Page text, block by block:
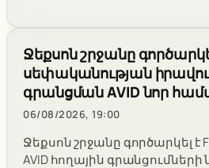
Ջեքսոն շրջանը
սեփականության
գրանցման AVID նոր
06/08/2026, 19:00
Ջեքսոն շրջանը գործարկել է
AVID հողային